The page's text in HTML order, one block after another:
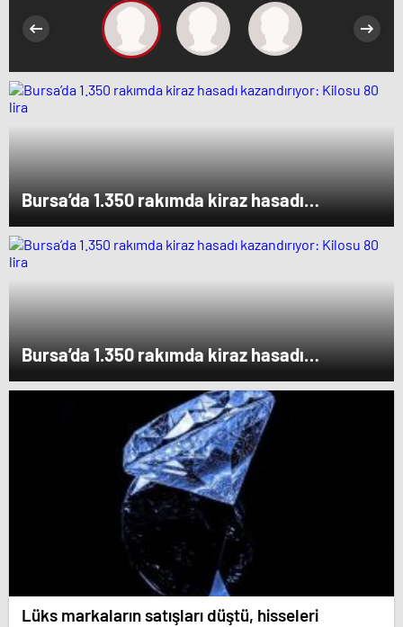
Bursa’da 1.350 rakımda kiraz hasadı
kazandırıyor: Kilosu 80 lira
Bursa’da 1.350 rakımda kiraz hasadı
kazandırıyor: Kilosu 80 lira
Lüks markaların satışları düştü, hisseleri